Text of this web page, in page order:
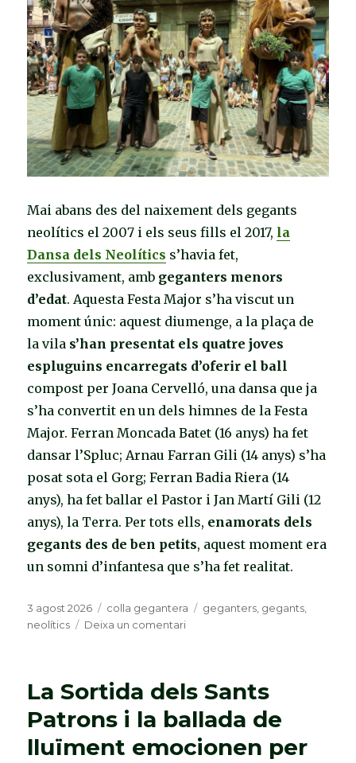
popular
espluguina
Mai abans des del naixement dels gegants
neolítics el 2007 i els seus fills el 2017, la
Dansa dels Neolítics s’havia fet,
exclusivament, amb geganters menors
d’edat. Aquesta Festa Major s’ha viscut un
moment únic: aquest diumenge, a la plaça de
la vila s’han presentat els quatre joves
espluguins encarregats d’oferir el ball
compost per Joana Cervelló, una dansa que ja
s’ha convertit en un dels himnes de la Festa
Major. Ferran Moncada Batet (16 anys) ha fet
dansar l’Spluc; Arnau Farran Gili (14 anys) s’ha
posat sota el Gorg; Ferran Badia Riera (14
anys), ha fet ballar el Pastor i Jan Martí Gili (12
anys), la Terra. Per tots ells, enamorats dels
gegants des de ben petits, aquest moment era
un somni d’infantesa que s’ha fet realitat.
Publicat
el
3 agost 2026 Categories
colla gegantera Etiquetes
geganters gegants
neolítics
Deixa un comentari
d’edat
ofereixen,
per
primer
cop,
La Sortida dels Sants
Patrons i la ballada de
lluïment emocionen per